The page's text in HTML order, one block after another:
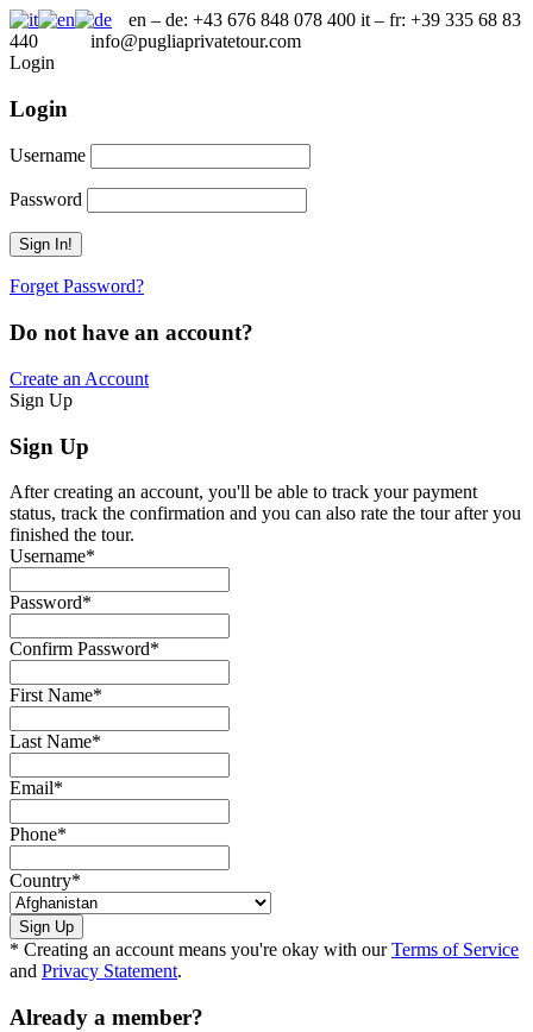
en – de: +43 676 848 078 400 it – fr: +39 335 68 83
440
info@pugliaprivatetour.com
Login
Login
Username
Password
Forget Password?
Do not have an account?
Create an Account
Sign Up
Sign Up
After creating an account, you'll be able to track your payment
status, track the confirmation and you can also rate the tour after you
finished the tour.
Username*
Password*
Confirm Password*
First Name*
Last Name*
Email*
Phone*
Country*
* Creating an account means you're okay with ourTerms of Service
and Privacy Statement.
Already a member?